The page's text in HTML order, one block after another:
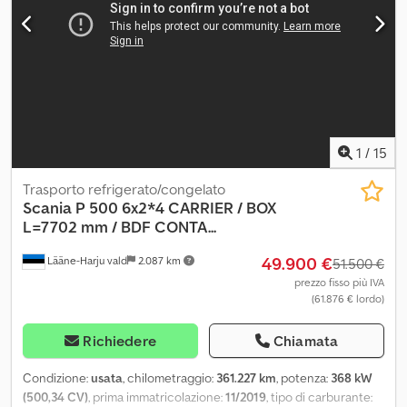
imballaggio. Il container può essere fornito con supplemento.
Disponibile immediatamente. HP: 480 Revisione: Sì Approvazione
UE fino al: 18.02.2027 Peso proprio: 10.370 kg Portata utile: 16.555
1 / 15
Lääne-Harju vald 2.087 km
Trasporto refrigerato/congelato
Scania P 500 6x2*4 CARRIER / BOX
L=7702 mm / BDF CONTA...
49.900 €51.500 €
prezzo fisso più IVA
(61.876 € lordo)
Richiedere Chiamata
Condizione:usata, chilometraggio: 361.227 km, potenza: 368 kW
(500,34 CV) , prima immatricolazione:11/2019 , tipo di carburante: